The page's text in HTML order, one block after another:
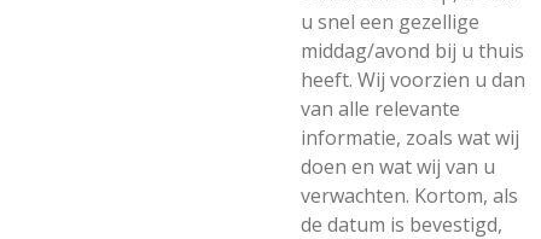
u snel een gezellige
middag/avond bij u thuis
heeft. Wij voorzien u dan
van alle relevante
informatie, zoals wat wij
doen en wat wij van u
verwachten. Kortom, als
de datum is bevestigd,